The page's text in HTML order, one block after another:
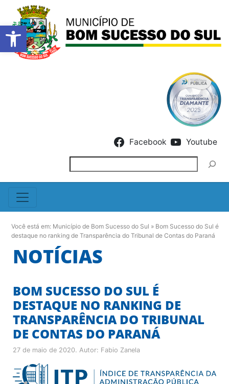
Barra de Ferramentas
Facebook Youtube
Você está em: Município de Bom Sucesso do Sul » Bom Sucesso do Sul é
destaque no ranking de Transparência do Tribunal de Contas do Paraná
NOTÍCIAS
BOM SUCESSO DO SUL É
DESTAQUE NO RANKING DE
TRANSPARÊNCIA DO TRIBUNAL
DE CONTAS DO PARANÁ
27 de maio de 2020. Autor: Fabio Zanela